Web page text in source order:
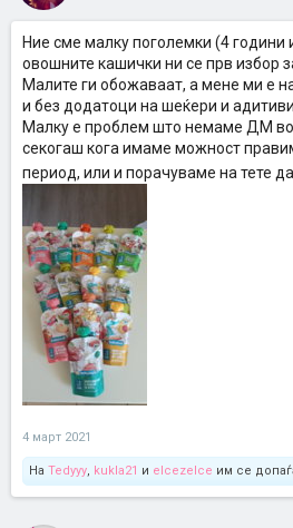
Ние сме малку поголемки (4
овошните кашички ни се прв избор
Малите ги обожаваат, а мене ми е
и без додатоци на шеќери и адитиви.
Малку е проблем што немаме ДМ во
секогаш кога имаме можност
период, или и порачуваме на тете
4 март 2021
На Tedyyy, kukla21 и elcezelce им се